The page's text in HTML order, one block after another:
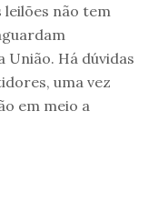
não tem
União. Há dúvidas
uma vez
em meio a